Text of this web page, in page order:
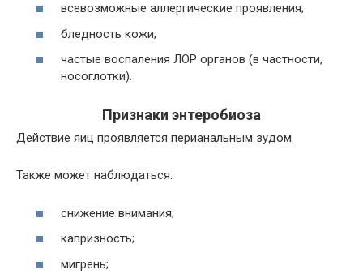
всевозможные аллергические проявления;
бледность кожи;
частые воспаления ЛОР органов (в частности,
носоглотки).
Признаки энтеробиоза
Действие яиц проявляется перианальным зудом.
Также может наблюдаться:
снижение внимания;
капризность;
мигрень;